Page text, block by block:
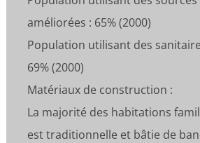
améliorées : 65% (2000)
Population utilisant des
69% (2000)
Matériaux de construction :
La majorité des habitations
est traditionnelle et bâtie de